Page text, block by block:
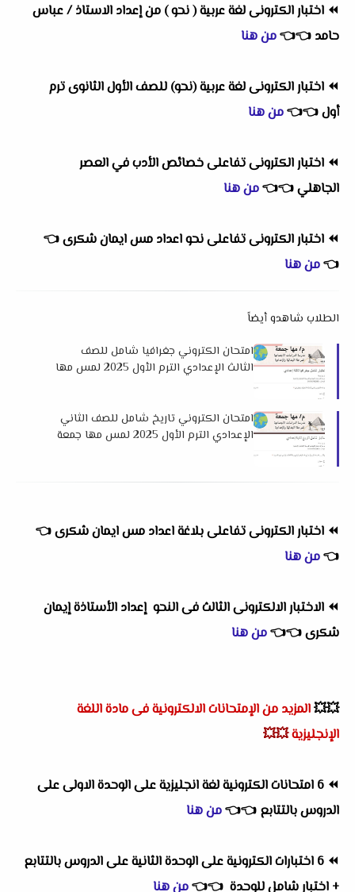
⏪ اختبار الكترونى لغة عربية ( نحو ) من إعداد الاستاذ / عباس
حامد 👈
👈من هنا
⏪ اختبار الكترونى لغة عربية (نحو) للصف الأول الثانوى ترم
أول👈
👈من هنا
⏪ اختبار الكترونى تفاعلى خصائص الأدب في العصر
الجاهلي👈
👈من هنا
⏪ اختبار الكترونى تفاعلى نحو اعداد مس ايمان شكرى👈
👈من هنا
الطلاب شاهدو أيضاً
امتحان الكتروني جغرافيا شامل للصف
الثالث الإعدادي الترم الأول 2025 لمس مها
امتحان الكتروني تاريخ شامل للصف الثاني
الإعدادي الترم الأول 2025 لمس مها جمعة
⏪ اختبار الكترونى تفاعلى بلاغة اعداد مس ايمان شكرى👈
👈من هنا
⏪ الاختبار الالكترونى الثالث فى النحو إعداد الأستاذة إيمان
شكرى👈
👈من هنا
💥💥المزيد من الإمتحانات الالكترونية فى مادة اللغة
الإنجليزية💥💥
⏪
6 امتحانات الكترونية لغة انجليزية على الوحدة الاولى على
الدروس بالتتابع 👈
👈من هنا
⏪
6 اختبارات الكترونية على الوحدة الثانية على الدروس بالتتابع
+ اختبار شامل للوحدة 👈
👈من هنا